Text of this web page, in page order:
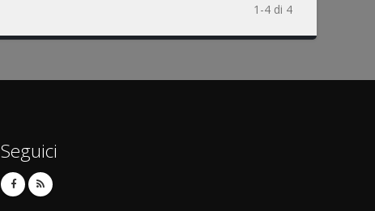
1-4 di 4
Seguici